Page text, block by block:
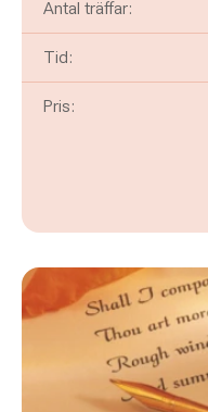
Antal träffar:
Tid:
Pris: